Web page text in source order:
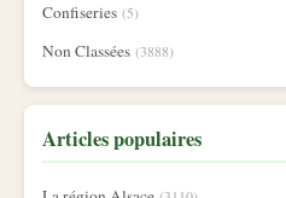
Confiseries (5)
Non Classées (3888)
Articles populaires